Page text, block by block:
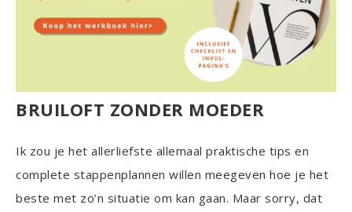
BRUILOFT ZONDER MOEDER
Ik zou je het allerliefste allemaal praktische tips en
complete stappenplannen willen meegeven hoe je het
beste met zo’n situatie om kan gaan. Maar sorry, dat